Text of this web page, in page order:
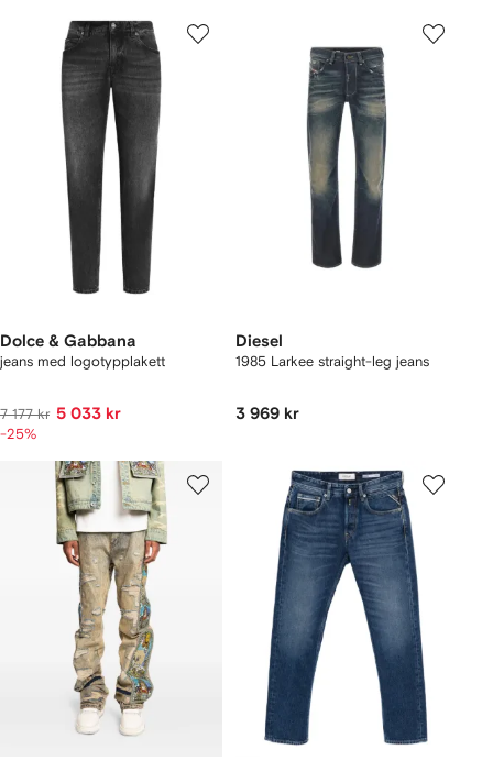
Dolce & Gabbana
jeans med logotypplakett
7 177 kr 5 033 kr
-25%
Diesel
1985 Larkee straight-leg jeans
3 969 kr